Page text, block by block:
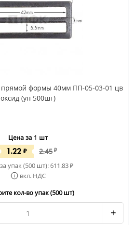
прямой формы 40мм ПП-05-03-01 цв
оксид (уп 500шт)
Цена за 1 шт
1.22 ₽ 2.45 ₽
упак (500 шт):611.83₽
вкл. НДС
кол-во упак (500 шт)
+